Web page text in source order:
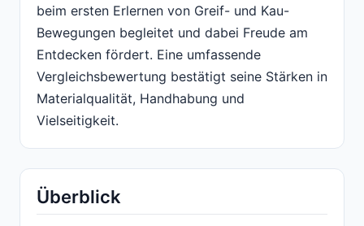
beim ersten Erlernen von Greif- und Kau-
Bewegungen begleitet und dabei Freude am
Entdecken fördert. Eine umfassende
Vergleichsbewertung bestätigt seine Stärken in
Materialqualität, Handhabung und
Vielseitigkeit.
Überblick